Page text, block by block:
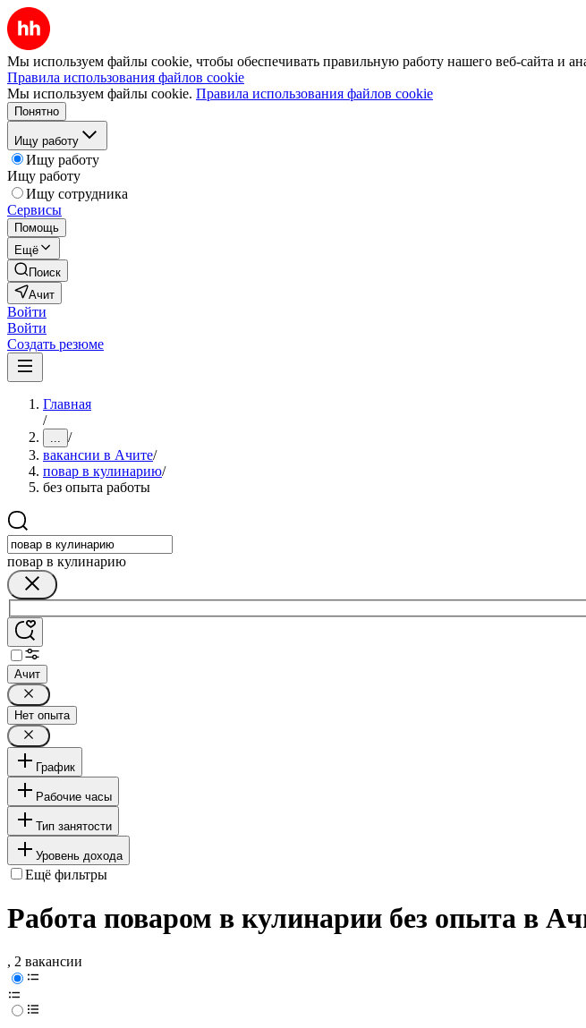
Мы используем файлы cookie, чтобы обеспечивать правильную работу нашего веб-сайта и
Правила использования файлов cookie
Мы используем файлы cookie. Правила использования файлов cookie
Понятно
Ищу работу
Ищу работу
Ищу работу
Ищу сотрудника
Сервисы
Помощь
Ещё
Поиск
Ачит
Войти
Войти
Создать резюме
Главная
/
... /
вакансии в Ачите/
повар в кулинарию/
без опыта работы
повар в кулинарию
Ачит
Нет опыта
График
Рабочие часы
Тип занятости
Уровень дохода
Ещё фильтры
Работа поваром в кулинарии без опыта в
, 2 вакансии